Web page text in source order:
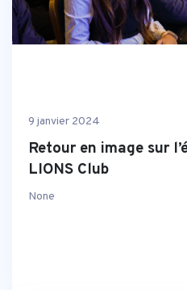
9 janvier 2024
Retour en image sur
LIONS Club
None